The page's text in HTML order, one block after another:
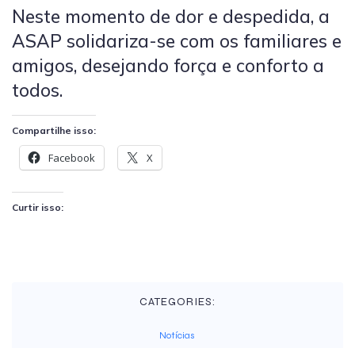
Neste momento de dor e despedida, a
ASAP solidariza-se com os familiares e
amigos, desejando força e conforto a
todos.
Compartilhe isso:
Facebook X
Curtir isso:
CATEGORIES:
Notícias